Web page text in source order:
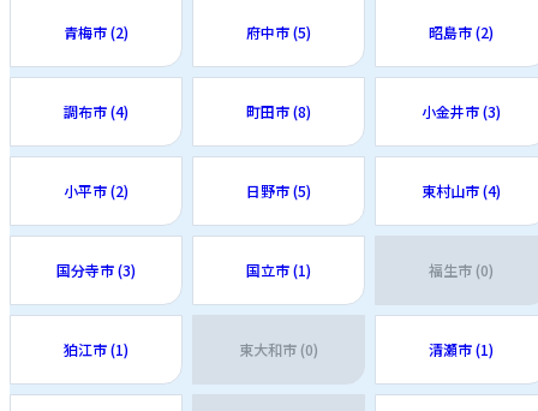
青梅市 (2) 府中市 (5) 昭島市 (2)
調布市 (4) 町田市 (8) 小金井市 (3)
小平市 (2) 日野市 (5) 東村山市 (4)
国分寺市 (3) 国立市 (1) 福生市 (0)
狛江市 (1) 東大和市 (0) 清瀬市 (1)